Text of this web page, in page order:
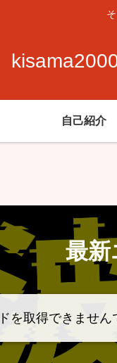
自己紹介
最新
を取得できません